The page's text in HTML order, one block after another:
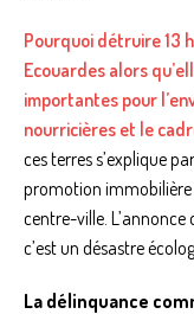
Pourquoi détruire 13
Ecouardes alors
importantes pour
nourricières et le
ces terres s’explique
promotion immobilière
centre-ville. L’annonce
c’est un désastre
La délinquance